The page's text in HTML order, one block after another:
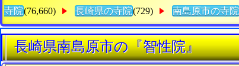
寺院(76,660) 長崎県の寺院(729) 南島原市の寺院
長崎県南島原市の『智性院』